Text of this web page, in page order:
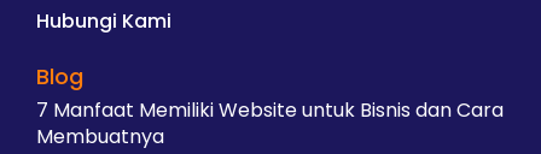
Hubungi Kami
Blog
7 Manfaat Memiliki Website untuk Bisnis dan Cara
Membuatnya